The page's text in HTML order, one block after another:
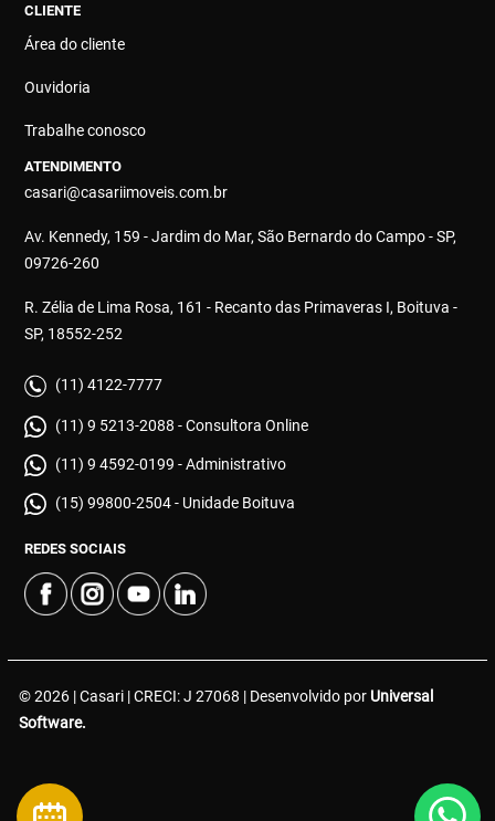
CLIENTE
Área do cliente
Ouvidoria
Trabalhe conosco
ATENDIMENTO
casari@casariimoveis.com.br
Av. Kennedy, 159 - Jardim do Mar, São Bernardo do Campo - SP,
09726-260
R. Zélia de Lima Rosa, 161 - Recanto das Primaveras I, Boituva -
SP, 18552-252
(11) 4122-7777
(11) 9 5213-2088 - Consultora Online
(11) 9 4592-0199 - Administrativo
(15) 99800-2504 - Unidade Boituva
REDES SOCIAIS
© 2026 | Casari | CRECI: J 27068 | Desenvolvido por Universal
Software.